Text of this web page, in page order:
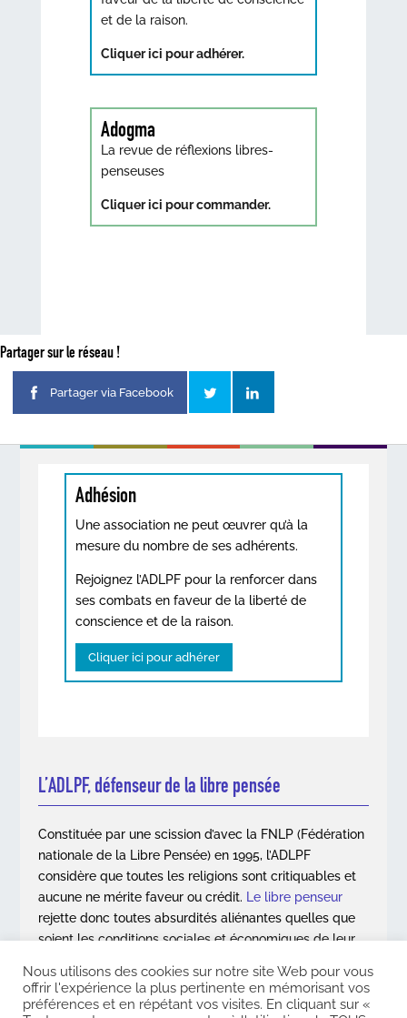
et de la raison.
Cliquer ici pour adhérer.
Adogma
La revue de réflexions libres-
penseuses
Cliquer ici pour commander.
Partager sur le réseau !
Partager via Facebook
Adhésion
Une association ne peut œuvrer qu’à la
mesure du nombre de ses adhérents.
Rejoignez l’ADLPF pour la renforcer dans
ses combats en faveur de la liberté de
conscience et de la raison.
Cliquer ici pour adhérer
L’ADLPF, défenseur de la libre pensée
Constituée par une scission d’avec la FNLP (Fédération
nationale de la Libre Pensée) en 1995, l’ADLPF
considère que toutes les religions sont critiquables et
aucune ne mérite faveur ou crédit. Le libre penseur
rejette donc toutes absurdités aliénantes quelles que
soient les conditions sociales et économiques de leur
En savoir plus
Nous utilisons des cookies sur notre site Web pour vous
offrir l'expérience la plus pertinente en mémorisant vos
préférences et en répétant vos visites. En cliquant sur «